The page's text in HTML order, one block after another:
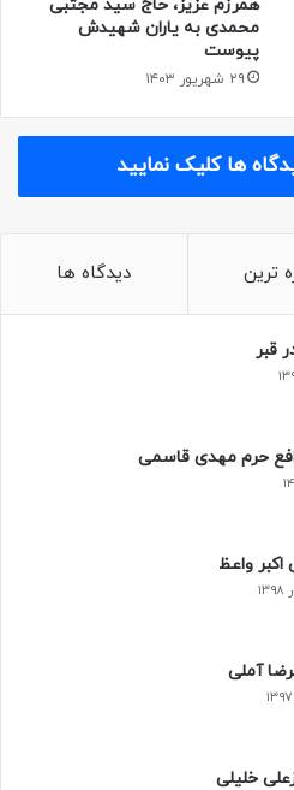
همرزم عزیز، حاج سید مجتبی
محمدی به یاران شهیدش
پیوست
۲۹ شهریور ۱۴۰۳
ها کلیک نمایید
ترین دیدگاه ها
قبر
حرم مهدی قاسمی
واعظ
آملی
خلیلی